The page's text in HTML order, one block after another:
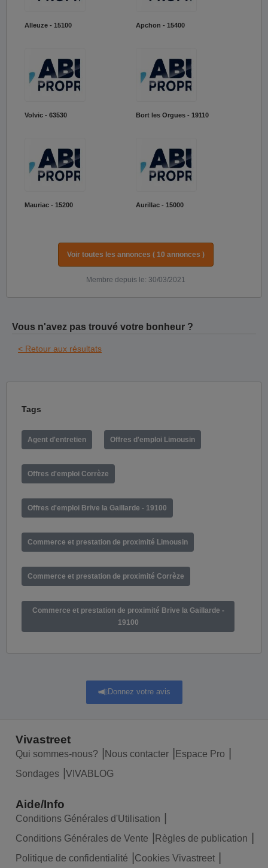
Alleuze - 15100 Apchon - 15400
Volvic - 63530 Bort les Orgues - 19110
Mauriac - 15200 Aurillac - 15000
Voir toutes les annonces ( 10 annonces )
Membre depuis le: 30/03/2021
Vous n'avez pas trouvé votre bonheur ?
< Retour aux résultats
Tags
Agent d'entretien Offres d'emploi Limousin
Offres d'emploi Corrèze
Offres d'emploi Brive la Gaillarde - 19100
Commerce et prestation de proximité Limousin
Commerce et prestation de proximité Corrèze
Commerce et prestation de proximité Brive la Gaillarde -
19100
Donnez votre avis
Vivastreet
Qui sommes-nous? Nous contacter
Espace Pro
Sondages
VIVABLOG
Aide/Info
Conditions Générales d'Utilisation
Conditions Générales de Vente
Règles de publication
Politique de confidentialité
Cookies Vivastreet